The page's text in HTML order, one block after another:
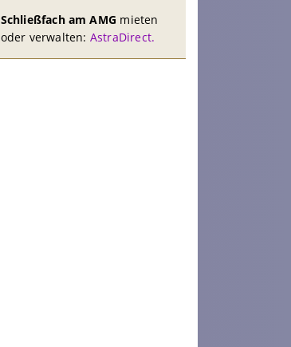
Schließfach am AMG mieten
oder verwalten: AstraDirect.